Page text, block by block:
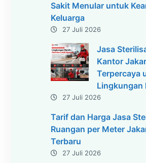
Sakit Menular untuk
Keluarga
27 Juli 2026
Jasa
Kantor
Terpercaya
Lingkungan
27 Juli 2026
Tarif dan Harga Jasa
Ruangan per Meter
Terbaru
27 Juli 2026